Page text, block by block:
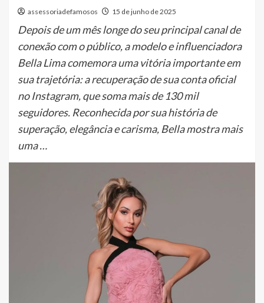
assessoriadefamosos 15 de junho de 2025
Depois de um mês longe do seu principal canal de
conexão com o público, a modelo e influenciadora
Bella Lima comemora uma vitória importante em
sua trajetória: a recuperação de sua conta oficial
no Instagram, que soma mais de 130 mil
seguidores. Reconhecida por sua história de
superação, elegância e carisma, Bella mostra mais
uma …